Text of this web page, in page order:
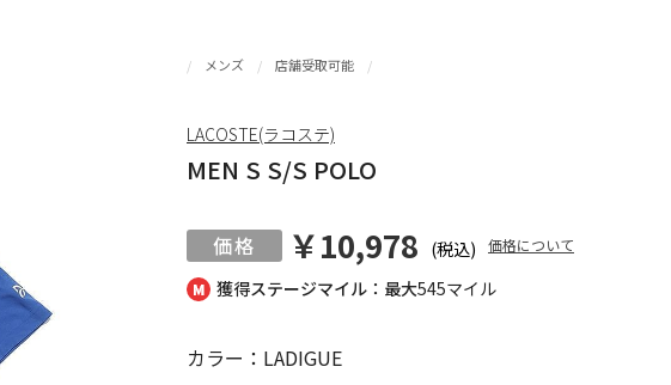
獲得ステージマイル：最大545マイル
メンズ 店舗受取可能
MEN S S/S POLO
￥10,978 (税込) 価格について
カラー：LADIGUE
LACOSTE(ラコステ)